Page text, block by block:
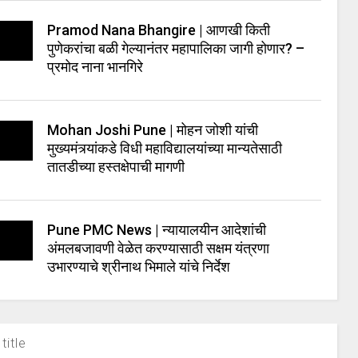
Pramod Nana Bhangire | आणखी किती
पुणेकरांचा बळी गेल्यानंतर महापालिका जागी होणार? –
प्रमोद नाना भानगिरे
Mohan Joshi Pune | मोहन जोशी यांची
मुख्यमंत्र्यांकडे विधी महाविद्यालयांच्या मान्यतेसाठी
तातडीच्या हस्तक्षेपाची मागणी
Pune PMC News | न्यायालयीन आदेशांची
अंमलबजावणी वेळेत करण्यासाठी सक्षम यंत्रणा
उभारण्याचे श्रीनाथ भिमाले यांचे निर्देश